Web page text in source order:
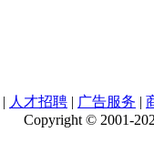
| 人才招聘 | 广告服务 |
Copyright © 2001-